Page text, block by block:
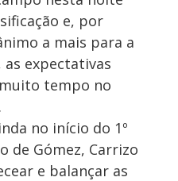
e, por
a mais para a
expectativas
tempo no
no início do 1º
de Gómez, Carrizo
e balançar as